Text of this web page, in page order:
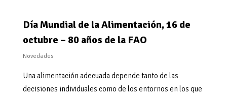
Día Mundial de la Alimentación, 16 de
octubre – 80 años de la FAO
Novedades
Una alimentación adecuada depende tanto de las
decisiones individuales como de los entornos en los que